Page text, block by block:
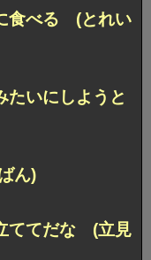
食べる (とれい
たいにしようと
ん)
ててだな (立見